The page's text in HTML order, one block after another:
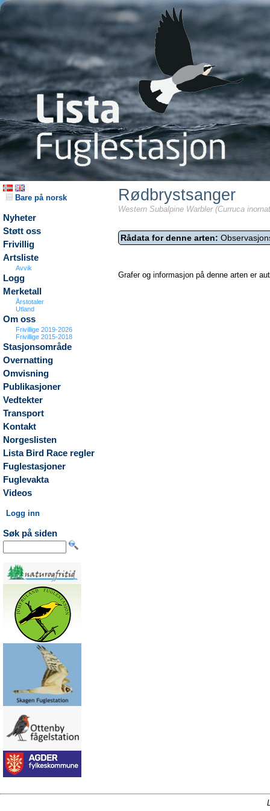
Bare på norsk
Nyheter
Støtt oss
Frivillig
Artsliste
Avvik
Logg
Merketall
Årstotaler
Utland
Om oss
Frivillige 2019-2026
Frivillige 2015-2018
Stasjonsområde
Overnatting
Omvisning
Publikasjoner
Vedtekter
Transport
Kontakt
Norgeslisten
Lista Bird Race regler
Fuglestasjoner
Fuglevakta
Videos
Logg inn
Søk på siden
Rødbrystsanger
Western Subalpine Warbler (Curruca
Rådata for denne arten:
Grafer og informasjon på denne arten er